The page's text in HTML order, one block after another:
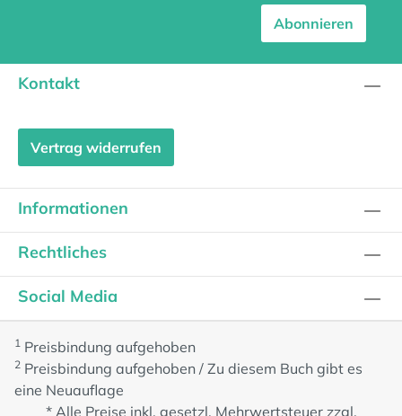
Abonnieren
Kontakt
Vertrag widerrufen
Informationen
Rechtliches
Social Media
1 Preisbindung aufgehoben
2 Preisbindung aufgehoben / Zu diesem Buch gibt es
eine Neuauflage
* Alle Preise inkl. gesetzl. Mehrwertsteuer zzgl.